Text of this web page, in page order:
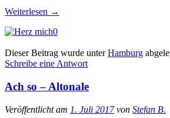
Weiterlesen →
0
Dieser Beitrag wurde unterHamburg
Schreibe eine Antwort
Ach so – Altonale
Veröffentlicht am 1. Juli 2017 von Stefan B.